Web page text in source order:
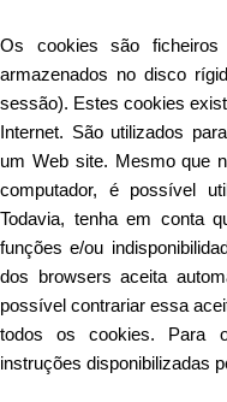
Os cookies são ficheiros
armazenados no disco
sessão). Estes cookies
Internet. São utilizados
um Web site. Mesmo que
computador, é possível
Todavia, tenha em conta
funções e/ou
dos browsers aceita
possível contrariar essa
todos os cookies. Para
instruções disponibilizadas